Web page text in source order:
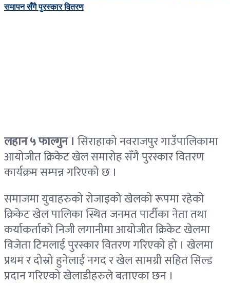
लहान ५ फाल्गुन । सिराहाको नवराजपुर गाउँपालिकामा
आयोजीत क्रिकेट खेल समारोह सँगै पुरस्कार वितरण
कार्यक्रम सम्पन्न गरिएको छ ।
समाजमा युवाहरुको रोजाइको खेलको रूपमा रहेको
क्रिकेट खेल पालिका स्थित जनमत पार्टीका नेता तथा
कर्याकर्ताकाे निजी लगानीमा आयोजीत क्रिकेट खेलमा
विजेता टिमलाई पुरस्कार वितरण गरिएको हो । खेलमा
प्रथम र दोस्रो हुनेलाई नगद र खेल सामग्री सहित सिल्ड
प्रदान गरिएको खेलाडीहरुले बताएका छन ।